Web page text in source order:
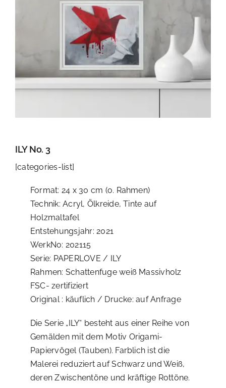
ILY No. 3
[categories-list]
Format: 24 x 30 cm (o. Rahmen)
Technik: Acryl, Ölkreide, Tinte auf
Holzmaltafel
Entstehungsjahr: 2021
WerkNo: 202115
Serie: PAPERLOVE / ILY
Rahmen: Schattenfuge weiß Massivholz
FSC- zertifiziert
Original : käuflich / Drucke: auf Anfrage
Die Serie „ILY“ besteht aus einer Reihe von
Gemälden mit dem Motiv Origami-
Papiervögel (Tauben). Farblich ist die
Malerei reduziert auf Schwarz und Weiß,
deren Zwischentöne und kräftige Rottöne.